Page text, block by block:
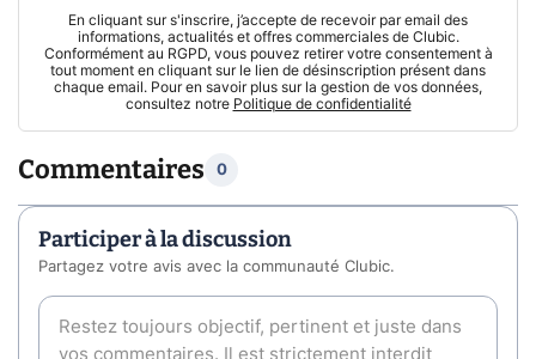
En cliquant sur s'inscrire, j’accepte de recevoir par email des
informations, actualités et offres commerciales de Clubic.
Conformément au RGPD, vous pouvez retirer votre consentement à
tout moment en cliquant sur le lien de désinscription présent dans
chaque email. Pour en savoir plus sur la gestion de vos données,
consultez notre Politique de confidentialité
Commentaires 0
Participer à la discussion
Partagez votre avis avec la communauté Clubic.